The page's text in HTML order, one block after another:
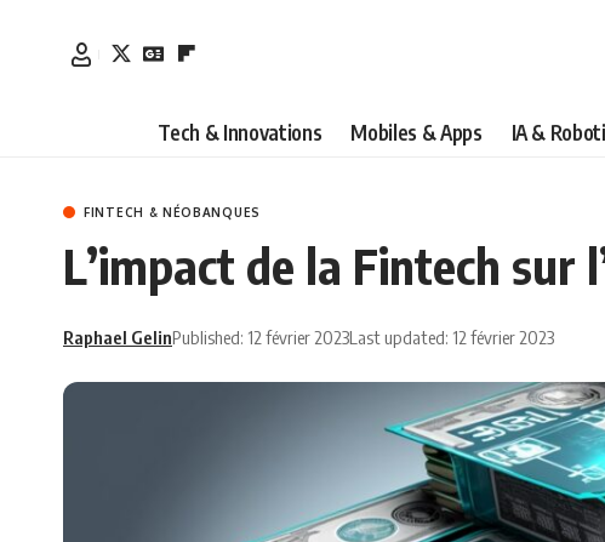
Tech & Innovations Mobiles & Apps IA &
FINTECH & NÉOBANQUES
L’impact de la Fintech sur
Raphael GelinPublished: 12 février 2023Last updated: 12 février 2023